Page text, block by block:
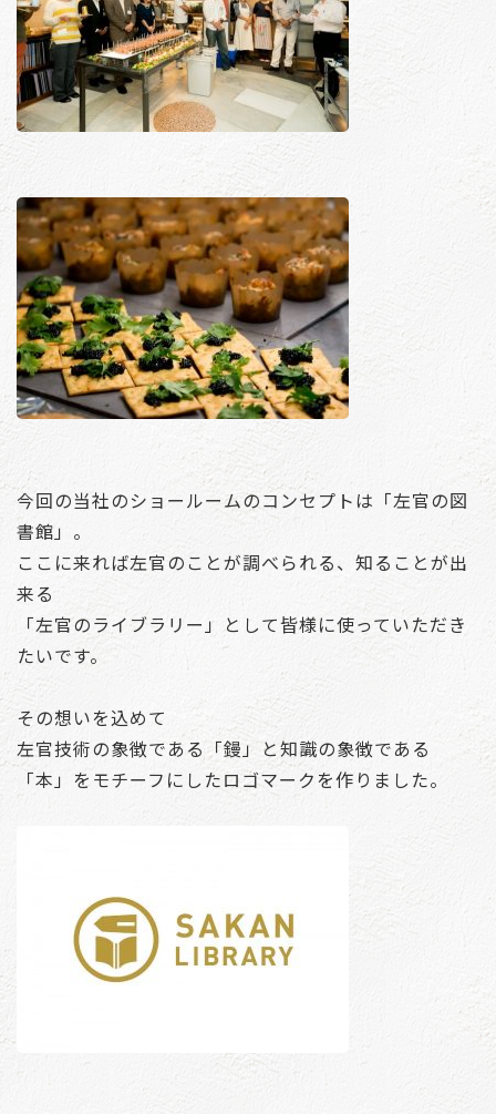
今回の当社のショールームのコンセプトは「左官の図
書館」。
ここに来れば左官のことが調べられる、知ることが出
来る
「左官のライブラリー」として皆様に使っていただき
たいです。
その想いを込めて
左官技術の象徴である「鏝」と知識の象徴である
「本」をモチーフにしたロゴマークを作りました。